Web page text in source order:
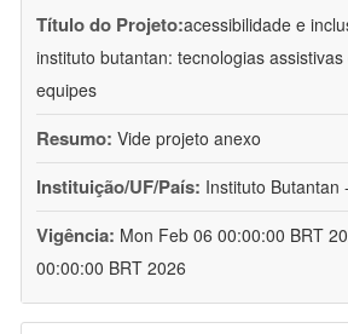
Título do Projeto:acessibilidade e
instituto butantan: tecnologias
equipes
Resumo: Vide projeto anexo
Instituição/UF/País: Instituto Butantan
Vigência: Mon Feb 06 00:00:00 BRT
00:00:00 BRT 2026